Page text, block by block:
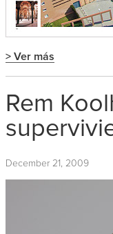
> Ver más
Rem
December 21, 2009